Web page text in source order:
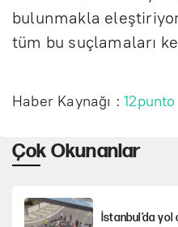
bulunmakla
tüm bu suçlamaları
Haber Kaynağı :12punto
Çok Okunanlar
İstanbul’da